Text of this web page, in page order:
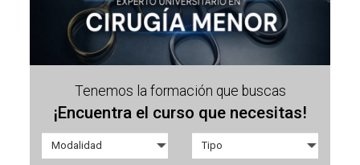
Tenemos la formación que buscas
¡Encuentra el curso que necesitas!